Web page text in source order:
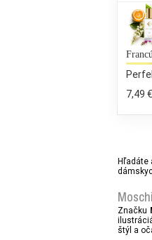
7,49 €
Hľadáte
Značku
štýl a